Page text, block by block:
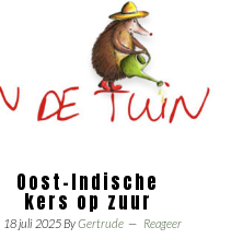
Oost-Indische
kers op zuur
18 juli 2025ByGertrude Reageer